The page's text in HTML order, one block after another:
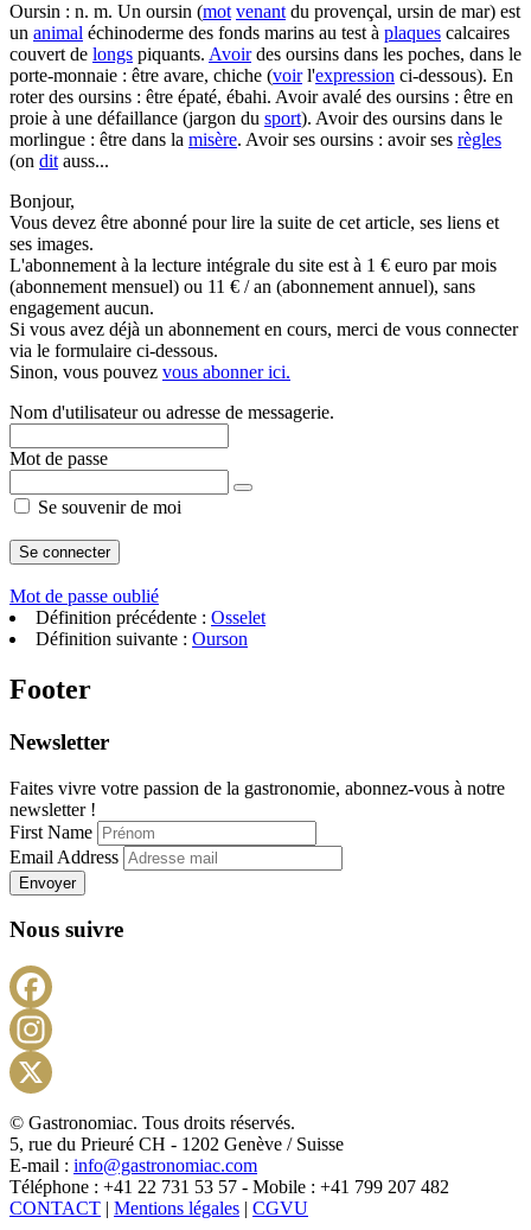
Oursin : n. m. Un oursin (mot venant du provençal, ursin de mar) est
un animal échinoderme des fonds marins au test à plaques calcaires
couvert de longs piquants. Avoirdes oursins dans les poches, dans le
porte-monnaie : être avare, chiche (voirl'expression ci-dessous). En
roter des oursins : être épaté, ébahi. Avoir avalé des oursins : être en
proie à une défaillance (jargon du sport). Avoir des oursins dans le
morlingue : être dans la misère. Avoir ses oursins : avoir ses règles
(on dit auss...
Bonjour,
Vous devez être abonné pour lire la suite de cet article, ses liens et
ses images.
L'abonnement à la lecture intégrale du site est à 1 € euro par mois
(abonnement mensuel) ou 11 € / an (abonnement annuel), sans
engagement aucun.
Si vous avez déjà un abonnement en cours, merci de vous connecter
via le formulaire ci-dessous.
Sinon, vous pouvez vous abonner ici.
Nom d'utilisateur ou adresse de messagerie.
Mot de passe
Se souvenir de moi
Mot de passe oublié
Définition précédente : Osselet
Définition suivante : Ourson
Footer
Newsletter
Faites vivre votre passion de la gastronomie, abonnez-vous à notre
newsletter !
First Name
Email Address
Envoyer
Nous suivre
X
© Gastronomiac. Tous droits réservés.
5, rue du Prieuré CH - 1202 Genève / Suisse
E-mail : info@gastronomiac.com
Téléphone : +41 22 731 53 57 - Mobile : +41 799 207 482
CONTACT | Mentions légales | CGVU